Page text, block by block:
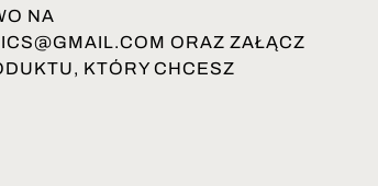
NA
ORAZ ZAŁĄCZ
KTÓRY CHCESZ